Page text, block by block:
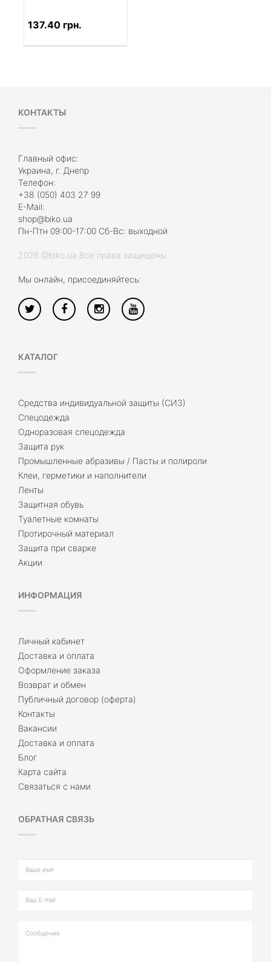
137.40 грн.
КОНТАКТЫ
Главный офис:
Украина, г. Днепр
Телефон:
+38 (050) 403 27 99
E-Mail:
shop@biko.ua
Пн-Птн 09:00-17:00 Сб-Вс: выходной
2026 @biko.ua Все права защищены
Мы онлайн, присоединяйтесь:
КАТАЛОГ
Средства индивидуальной защиты (СИЗ)
Спецодежда
Одноразовая спецодежда
Защита рук
Промышленные абразивы / Пасты и полироли
Клеи, герметики и наполнители
Ленты
Защитная обувь
Туалетные комнаты
Протирочный материал
Защита при сварке
Акции
ИНФОРМАЦИЯ
Личный кабинет
Доставка и оплата
Оформление заказа
Возврат и обмен
Публичный договор (оферта)
Контакты
Вакансии
Доставка и оплата
Блог
Карта сайта
Связаться с нами
ОБРАТНАЯ СВЯЗЬ